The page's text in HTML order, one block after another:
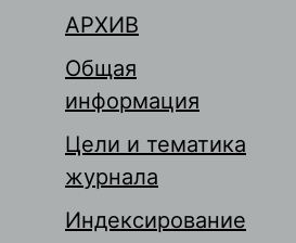
АРХИВ
Общая
информация
Цели и тематика
журнала
Индексирование